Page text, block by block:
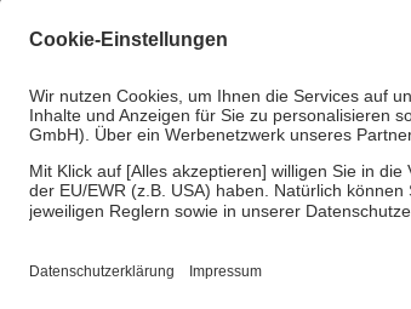
Diese Regeln gelten grundsätzlich auch für Online-
Um das Engagement der Versicherten für ihre
• Kindern und Jugendlichen bis zum vollendeten
• Untersuchungen zur Vorsorge und
• empfohlenen Schutzimpfungen
• Harn- und Blutteststreifen
Informationen findest du hier: https://